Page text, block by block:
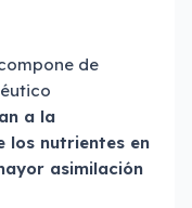
de
a la
los nutrientes en
asimilación